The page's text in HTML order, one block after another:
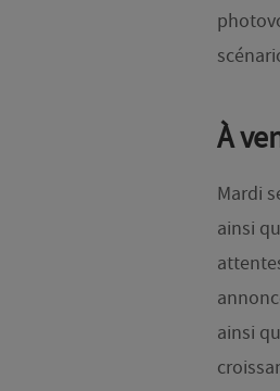
À
Mardi
ainsi
ainsi